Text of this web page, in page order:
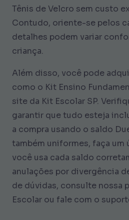
Tênis de Velcro sem custo
Contudo, oriente-se pelos
detalhes podem variar
criança.
Além disso, você pode
como o Kit Ensino
site da Kit Escolar SP.
garantir que tudo esteja
a compra usando o saldo
também uniformes, faça um
você usa cada saldo
anulações por divergência
de dúvidas, consulte nossa
Escolar ou fale com o